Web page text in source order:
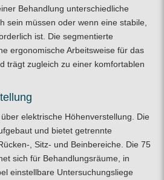
Behandlung unterschiedliche
sein müssen oder wenn eine stabile,
ist. Die segmentierte
ergonomische Arbeitsweise für das
trägt zugleich zu einer komfortablen
elektrische Höhenverstellung. Die
und bietet getrennte
, Sitz- und Beinbereiche. Die 75
sich für Behandlungsräume, in
einstellbare Untersuchungsliege